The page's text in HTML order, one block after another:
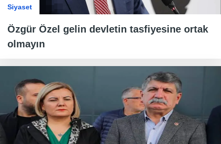
Siyaset
Özgür Özel gelin devletin tasfiyesine ortak
olmayın